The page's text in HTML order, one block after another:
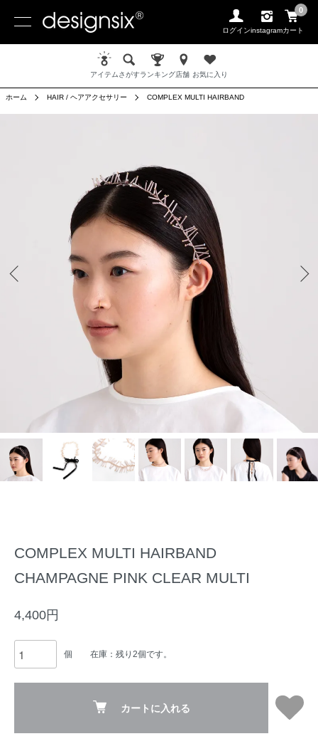
ログインinstagram
0
カート
アイテムさがすランキング店舗 お気に入り
ホーム HAIR / ヘアアクセサリー COMPLEX MULTI HAIRBAND
COMPLEX MULTI HAIRBAND
CHAMPAGNE PINK CLEAR MULTI
4,400円
個 在庫：残り2個です。
カートに入れる